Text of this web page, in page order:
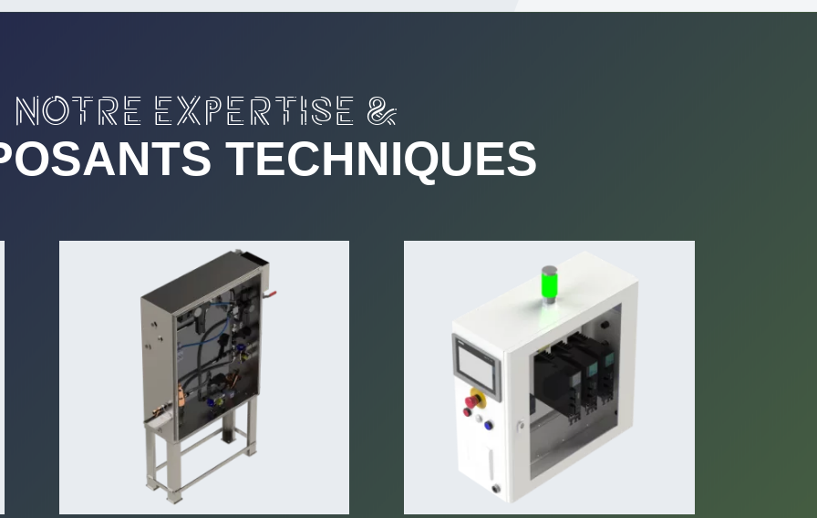
NOTRE EXPERTISE &
TECHNIQUES